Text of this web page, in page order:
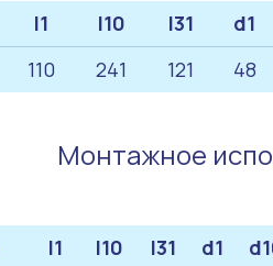
l1 l10 l31 d1
110 241 121 48
Монтажное
l1 l10 l31 d1